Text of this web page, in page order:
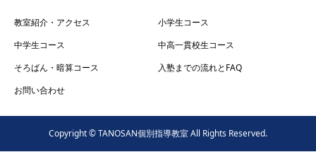
教室紹介・アクセス
小学生コース
中学生コース
中高一貫校生コース
そろばん・暗算コース
入塾までの流れとFAQ
お問い合わせ
Copyright © TANOSAN個別指導教室 All Rights Reserved.